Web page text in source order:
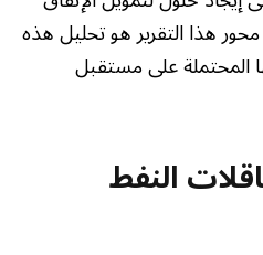
هذا التقرير هو تحليل هذه
المحتملة على مستقبل
النفط